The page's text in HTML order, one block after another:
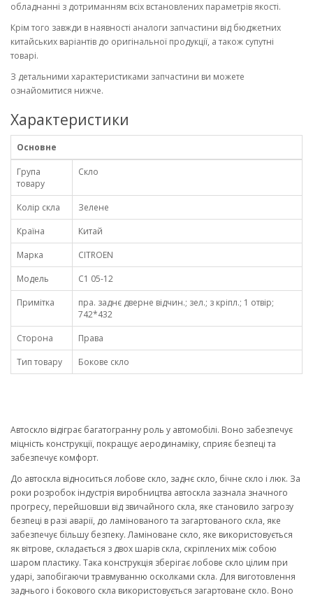
обладнанні з дотриманням всіх встановлених параметрів якості.
Крім того завжди в наявності аналоги запчастини від бюджетних
китайських варіантів до оригінальної продукції, а також супутні
товарі.
З детальними характеристиками запчастини ви можете
ознайомитися нижче.
Характеристики
Основне
Група
товару
Скло
Колір скла
Зелене
Країна
Китай
Марка
CITROEN
Модель
C1 05-12
Примітка
пра. заднє дверне відчин.; зел.; з кріпл.; 1 отвір;
742*432
Сторона
Права
Тип товару
Бокове скло
Автоскло відіграє багатогранну роль у автомобілі. Воно забезпечує
міцність конструкції, покращує аеродинаміку, сприяє безпеці та
забезпечує комфорт.
До автоскла відноситься лобове скло, заднє скло, бічне скло і люк. За
роки розробок індустрія виробництва автоскла зазнала значного
прогресу, перейшовши від звичайного скла, яке становило загрозу
безпеці в разі аварії, до ламінованого та загартованого скла, яке
забезпечує більшу безпеку. Ламіноване скло, яке використовується
як вітрове, складається з двох шарів скла, скріплених між собою
шаром пластику. Така конструкція зберігає лобове скло цілим при
ударі, запобігаючи травмуванню осколками скла. Для виготовлення
заднього і бокового скла використовується загартоване скло. Воно